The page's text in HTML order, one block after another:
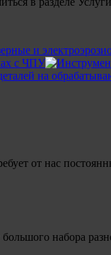
от нас
набора